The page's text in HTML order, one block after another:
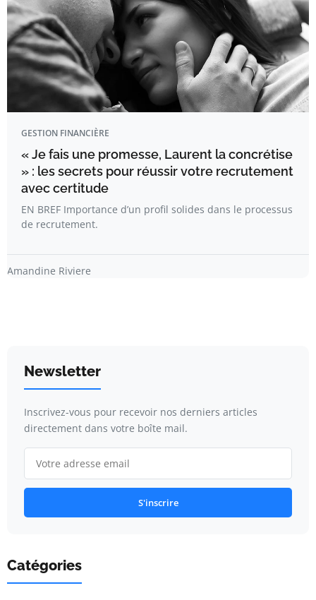
GESTION FINANCIÈRE
« Je fais une promesse, Laurent la concrétise
» : les secrets pour réussir votre recrutement
avec certitude
EN BREF Importance d’un profil solides dans le processus
de recrutement.
Amandine Riviere
Newsletter
Inscrivez-vous pour recevoir nos derniers articles
directement dans votre boîte mail.
S'inscrire
Catégories